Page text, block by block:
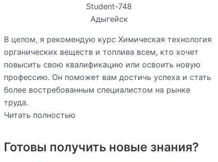
Student-748
Адыгейск
В целом, я рекомендую курс Химическая технология
органических веществ и топлива всем, кто хочет
повысить свою квалификацию или освоить новую
профессию. Он поможет вам достичь успеха и стать
более востребованным специалистом на рынке
труда.
Читать полностью
Готовы получить новые знания?